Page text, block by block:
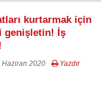
kurtarmak için
genişletin! İş
Haziran 2020 Yazdır